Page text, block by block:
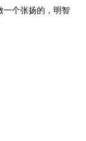
一个张扬的，明智